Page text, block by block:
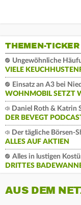
THEMEN-TICKER
Ungewöhnliche
VIELE
Einsatz an A3 bei
WOHNMOBIL SETZT
Daniel Roth & Katrin
DER BEVEGT
Der tägliche Börsen-
ALLES AUF AKTIEN
Alles in lustigen
DRITTES
AUS DEM